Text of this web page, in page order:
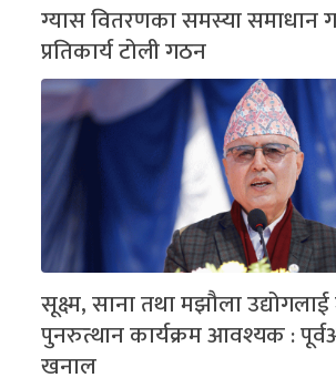
ग्यास वितरणका समस्या समाधान
प्रतिकार्य टोली गठन
सूक्ष्म, साना तथा मझौला
पुनरुत्थान कार्यक्रम आवश्यक :
खनाल